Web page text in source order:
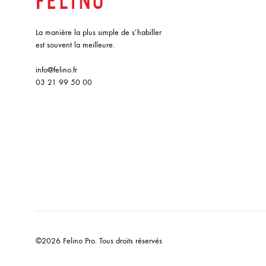
La manière la plus simple de s’habiller
est souvent la meilleure.
info@felino.fr
03 21 99 50 00
©2026 Felino Pro. Tous droits réservés